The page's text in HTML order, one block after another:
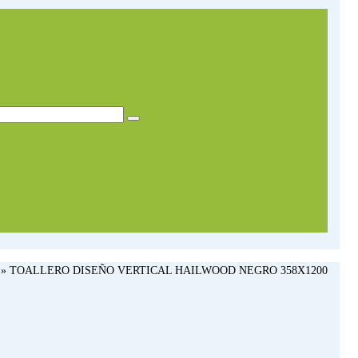
» TOALLERO DISEÑO VERTICAL HAILWOOD NEGRO 358X1200